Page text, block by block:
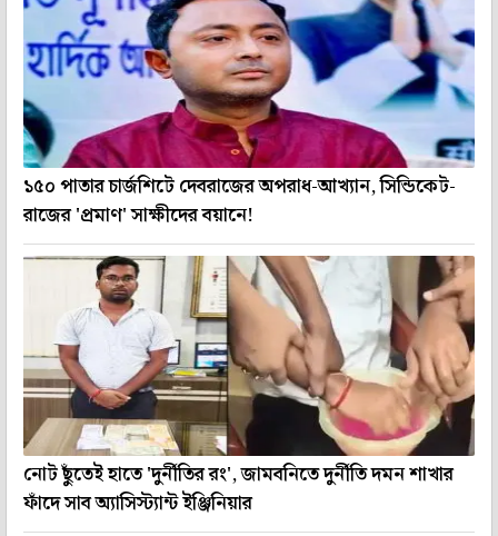
১৫০ পাতার চার্জশিটে দেবরাজের অপরাধ-আখ্যান, সিন্ডিকেট-
রাজের 'প্রমাণ' সাক্ষীদের বয়ানে!
নোট ছুঁতেই হাতে 'দুর্নীতির রং', জামবনিতে দুর্নীতি দমন শাখার
ফাঁদে সাব অ্যাসিস্ট্যান্ট ইঞ্জিনিয়ার